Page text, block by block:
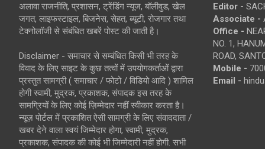
अलावा राजनीति, प्रशासन, ट्रेंडिंग न्यूज, बॉलीवुड, खेल
जगत, लाइफस्टाइल, बिजनेस, सेहत, ब्यूटी, रोजगार तथा
टेक्नोलॉजी से संबंधित खबरें पोस्ट की जाती है।
Disclaimer - समाचार से सम्बंधित किसी भी तरह के
विवाद के लिए साइट के कुछ तत्वों में उपयोगकर्ताओं द्वारा
प्रस्तुत सामग्री ( समाचार / फोटो / विडियो आदि ) शामिल
होगी स्वामी, मुद्रक, प्रकाशक, संपादक इस तरह के
सामग्रियों के लिए कोई ज़िम्मेदार नहीं स्वीकार करता है।
न्यूज़ पोर्टल में प्रकाशित ऐसी सामग्री के लिए संवाददाता /
खबर देने वाला स्वयं जिम्मेदार होगा, स्वामी, मुद्रक,
प्रकाशक, संपादक की कोई भी जिम्मेदारी नहीं होगी. सभी
Editor -
Associate -
Office -
NO. 1,
ROAD,
Mobile -
Email -